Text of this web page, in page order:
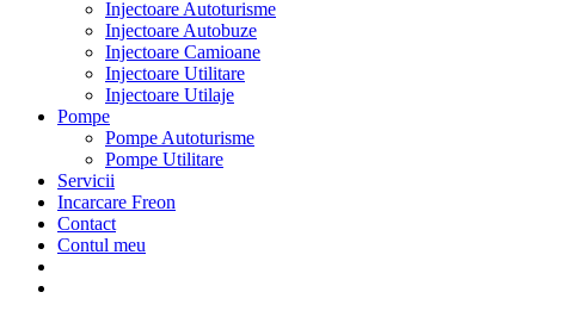
Injectoare Autoturisme
Injectoare Autobuze
Injectoare Camioane
Injectoare Utilitare
Injectoare Utilaje
Pompe
Pompe Autoturisme
Pompe Utilitare
Servicii
Incarcare Freon
Contact
Contul meu